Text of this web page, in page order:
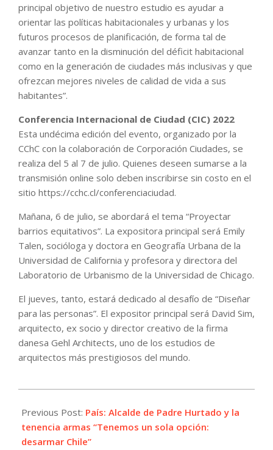
principal objetivo de nuestro estudio es ayudar a
orientar las políticas habitacionales y urbanas y los
futuros procesos de planificación, de forma tal de
avanzar tanto en la disminución del déficit habitacional
como en la generación de ciudades más inclusivas y que
ofrezcan mejores niveles de calidad de vida a sus
habitantes”.
Conferencia Internacional de Ciudad (CIC) 2022
Esta undécima edición del evento, organizado por la
CChC con la colaboración de Corporación Ciudades, se
realiza del 5 al 7 de julio. Quienes deseen sumarse a la
transmisión online solo deben inscribirse sin costo en el
sitio https://cchc.cl/conferenciaciudad.
Mañana, 6 de julio, se abordará el tema “Proyectar
barrios equitativos”. La expositora principal será Emily
Talen, socióloga y doctora en Geografía Urbana de la
Universidad de California y profesora y directora del
Laboratorio de Urbanismo de la Universidad de Chicago.
El jueves, tanto, estará dedicado al desafío de “Diseñar
para las personas”. El expositor principal será David Sim,
arquitecto, ex socio y director creativo de la firma
danesa Gehl Architects, uno de los estudios de
arquitectos más prestigiosos del mundo.
07-
05
Previous Post: País: Alcalde de Padre Hurtado y la
tenencia armas “Tenemos un sola opción:
desarmar Chile”